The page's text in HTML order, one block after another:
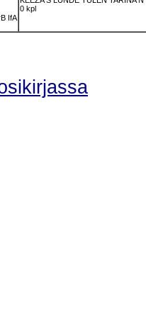
IfA
0 kpl